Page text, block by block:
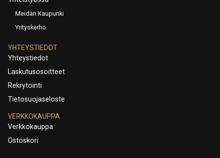
Meidän Kaupunki
Yrityskerho
YHTEYSTIEDOT
Yhteystiedot
Laskutusosoitteet
Rekrytointi
Tietosuojaseloste
VERKKOKAUPPA
Verkkokauppa
Ostoskori